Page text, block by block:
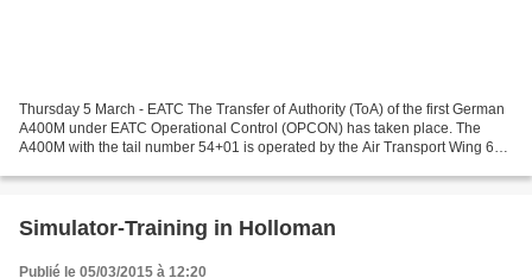
Thursday 5 March - EATC The Transfer of Authority (ToA) of the first German
A400M under EATC Operational Control (OPCON) has taken place. The
A400M with the tail number 54+01 is operated by the Air Transport Wing 62
Simulator-Training in Holloman
Publié le 05/03/2015 à 12:20